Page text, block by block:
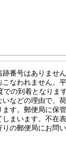
番号はありません
なわれません。
の到着となります
いなどの理由で、
す。郵便局に保
まいます。不在
の郵便局にお問